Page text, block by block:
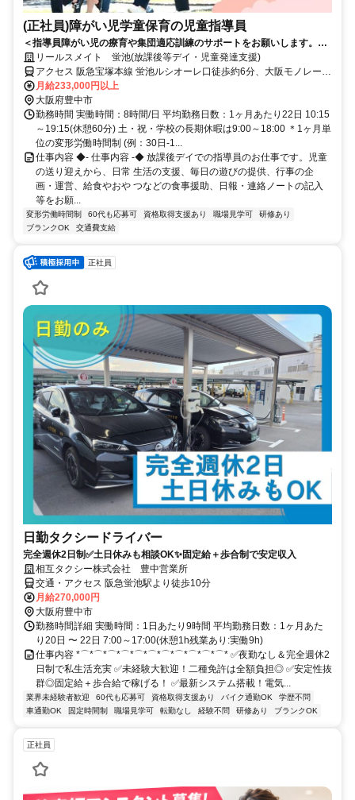
(正社員)障がい児学童保育の児童指導員
＜指導員障がい児の療育や集団適応訓練のサポートをお願いします。＞
放課後等デイサービスで障がい児向けのサービスをお手伝いいただきま
す。
リールスメイト 蛍池(放課後等デイ・児童発達支援)
アクセス 阪急宝塚本線 蛍池ルシオーレ口徒歩約6分、大阪モノレール
蛍池ルシオーレ口徒歩約6分、阪急宝塚本線 豊中出口9(北改札口)徒歩
約9分 各線「蛍池」駅から徒歩約6分
月給233,000円以上
大阪府豊中市
勤務時間 実働時間：8時間/日 平均勤務日数：1ヶ月あたり22日 10:15
～19:15(休憩60分) 土・祝・学校の長期休暇は9:00～18:00 ＊1ヶ月単
位の変形労働時間制 (例：30日-1...
仕事内容 ◆- 仕事内容 -◆ 放課後デイでの指導員のお仕事です。児童
の送り迎えから、日常 生活の支援、毎日の遊びの提供、行事の企
画・運営、給食やおや つなどの食事援助、日報・連絡ノートの記入
等をお願...
変形労働時間制 60代も応募可 資格取得支援あり 職場見学可
研修あり
ブランクOK
交通費支給
正社員
日勤タクシードライバー
完全週休2日制✅土日休みも相談OK✨固定給＋歩合制で安定収入
相互タクシー株式会社 豊中営業所
交通・アクセス 阪急蛍池駅より徒歩10分
月給270,000円
大阪府豊中市
勤務時間詳細 実働時間：1日あたり9時間 平均勤務日数：1ヶ月あた
り20日 〜 22日 7:00～17:00(休憩1h残業あり:実働9h)
仕事内容 *⌒*⌒*⌒*⌒*⌒*⌒*⌒*⌒*⌒*⌒*⌒* ✅夜勤なし＆完全週休2
日制で私生活充実 ✅未経験大歓迎！二種免許は全額負担◎ ✅安定性抜
群◎固定給＋歩合給で稼げる！ ✅最新システム搭載！電気...
業界未経験者歓迎 60代も応募可 資格取得支援あり バイク通勤OK
学歴不問
車通勤OK
固定時間制 職場見学可 転勤なし 経験不問 研修あり ブランクOK
正社員